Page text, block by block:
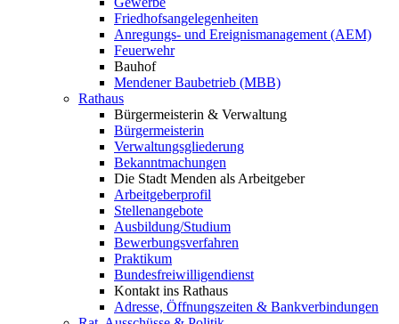
Friedhofsangelegenheiten
Anregungs- und Ereignismanagement (AEM)
Feuerwehr
Bauhof
Mendener Baubetrieb (MBB)
Rathaus
Bürgermeisterin & Verwaltung
Bürgermeisterin
Verwaltungsgliederung
Bekanntmachungen
Die Stadt Menden als Arbeitgeber
Arbeitgeberprofil
Stellenangebote
Ausbildung/Studium
Bewerbungsverfahren
Praktikum
Bundesfreiwilligendienst
Kontakt ins Rathaus
Adresse, Öffnungszeiten & Bankverbindungen